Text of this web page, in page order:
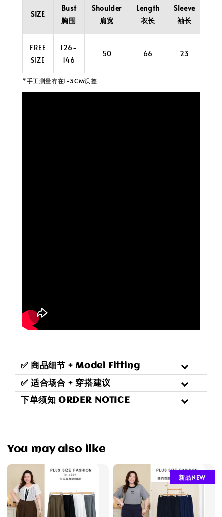
SIZE
Bust
胸围
Shoulder
肩宽
Length
衣长
Sleeve
袖长
FREE
SIZE
126-
146
50 66 23
*手工测量存在1-3CM误差
✅ 商品细节 + Model Fitting
✅ 适合场合 + 穿搭建议
下单须知 ORDER NOTICE
You may also like
新品NEW